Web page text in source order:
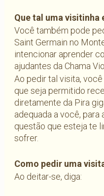
Que tal uma visitinha
Você também pode
Saint Germain no
intencionar aprender
ajudantes da Chama
Ao pedir tal visita,
que seja permitido
diretamente da Pira
adequada a você,
questão que esteja te
sofrer.
Como pedir uma
Ao deitar-se, diga: